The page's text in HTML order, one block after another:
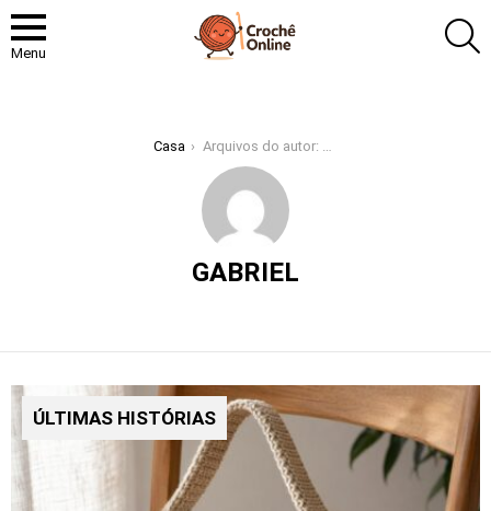
Menu
Casa Arquivos do autor: Gabriel
GABRIEL
ÚLTIMAS HISTÓRIAS